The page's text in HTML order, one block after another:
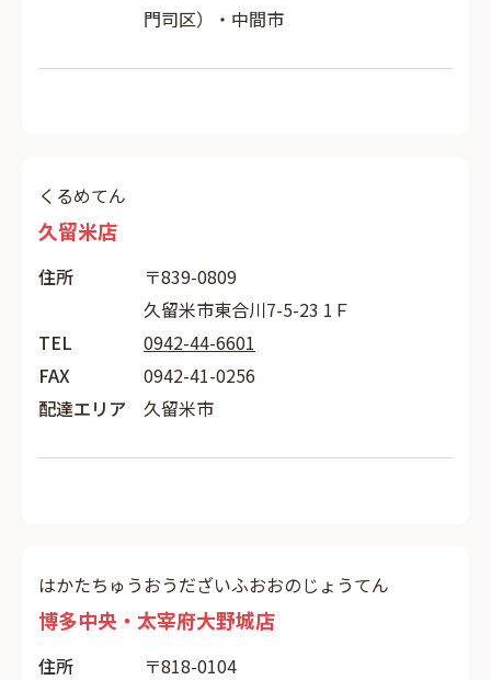
門司区）・中間市
くるめてん
久留米店
住所
〒839-0809
久留米市東合川7-5-23 1Ｆ
TEL
0942-44-6601
FAX
0942-41-0256
配達エリア
久留米市
はかたちゅうおうだざいふおおのじょうてん
博多中央・太宰府大野城店
住所
〒818-0104